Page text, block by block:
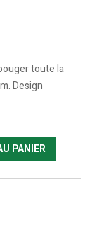
toute la
Design
PANIER